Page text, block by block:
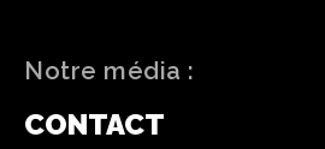
Notre média :
CONTACT